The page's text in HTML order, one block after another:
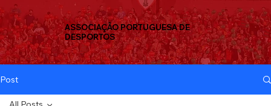
ASSOCIAÇÃO PORTUGUESA DE
DESPORTOS
Post